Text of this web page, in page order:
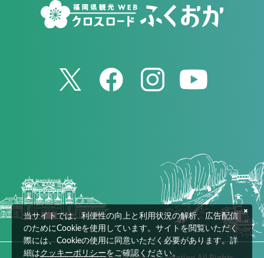
当サイトでは、利便性の向上と利用状況の解析、広告配信
のためにCookieを使用しています。サイトを閲覧いただく
際には、Cookieの使用に同意いただく必要があります。詳
細はクッキーポリシーをご確認ください。